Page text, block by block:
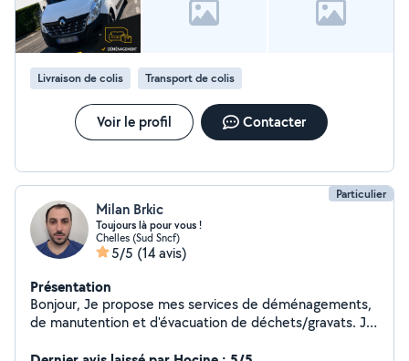
Livraison de colis Transport de colis
Voir le profil Contacter
Particulier
Milan Brkic
Toujours là pour vous !
Chelles (Sud Sncf)
5/5 (14 avis)
Présentation
Bonjour, Je propose mes services de déménagements,
de manutention et d'évacuation de déchets/gravats. Je